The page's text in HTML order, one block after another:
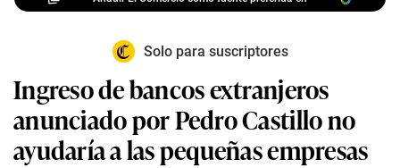
Solo para suscriptores
Ingreso de bancos extranjeros
anunciado por Pedro Castillo no
ayudaría a las pequeñas empresas